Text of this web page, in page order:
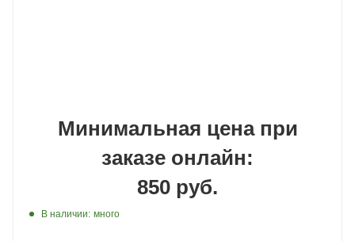
Минимальная цена при
заказе онлайн:
850 руб.
В наличии: много